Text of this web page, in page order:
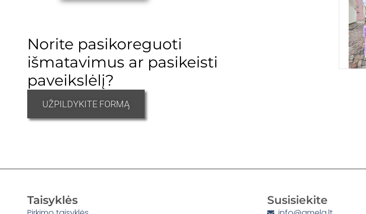
Norite pasikoreguoti
išmatavimus ar pasikeisti
paveikslėlį?
UŽPILDYKITE FORMĄ
Taisyklės Susisiekite